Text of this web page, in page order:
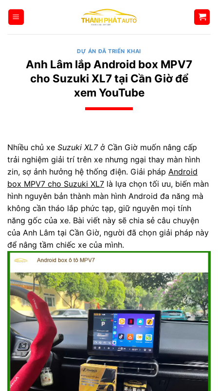
qua
DỰ ÁN ĐÃ TRIỂN KHAI
Anh Lâm lắp Android box MPV7
cho Suzuki XL7 tại Cần Giờ để
xem YouTube
Nhiều chủ xe Suzuki XL7ở Cần Giờ muốn nâng cấp
trải nghiệm giải trí trên xe nhưng ngại thay màn hình
zin, sợ ảnh hưởng hệ thống điện. Giải pháp Android
box MPV7 cho Suzuki XL7 là lựa chọn tối ưu, biến màn
hình nguyên bản thành màn hình Android đa năng mà
không cần tháo lắp phức tạp, giữ nguyên mọi tính
năng gốc của xe. Bài viết này sẽ chia sẻ câu chuyện
của Anh Lâm tại Cần Giờ, người đã chọn giải pháp này
để nâng tầm chiếc xe của mình.